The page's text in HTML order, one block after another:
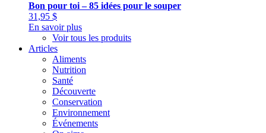
Bon pour toi – 85 idées pour le souper
31,95 $
En savoir plus
Voir tous les produits
Articles
Aliments
Nutrition
Santé
Découverte
Conservation
Environnement
Événements